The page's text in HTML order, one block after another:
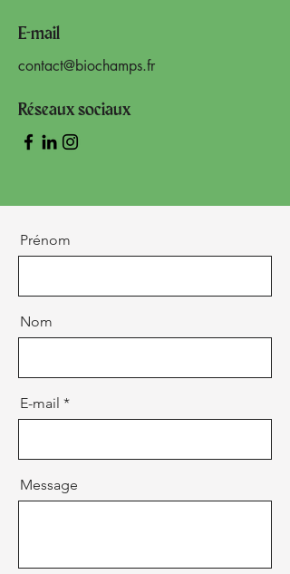
E-mail
contact@biochamps.fr
Réseaux sociaux
Prénom
Nom
E-mail
Message